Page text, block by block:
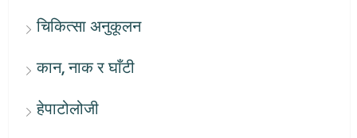
चिकित्सा अनुकूलन
कान, नाक र घाँटी
हेपाटोलोजी